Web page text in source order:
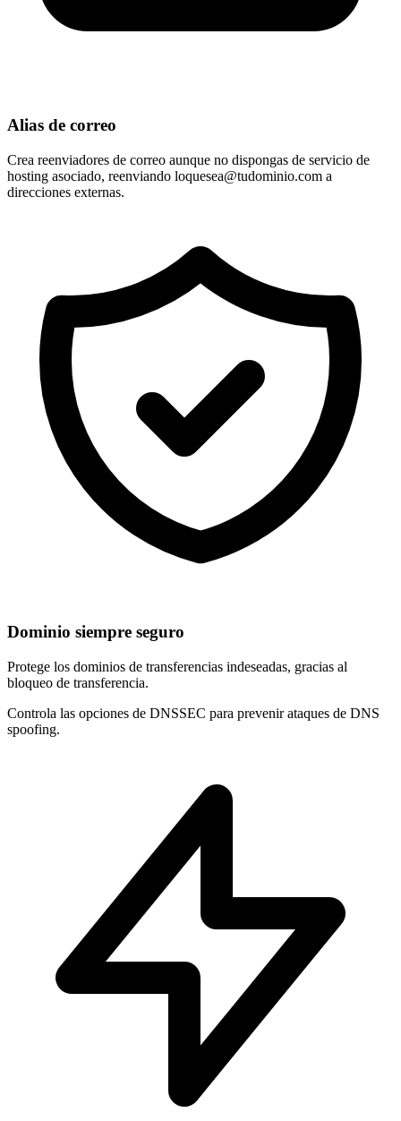
Alias de correo
Crea reenviadores de correo aunque no dispongas de servicio de
hosting asociado, reenviando loquesea@tudominio.com a
direcciones externas.
Dominio siempre seguro
Protege los dominios de transferencias indeseadas, gracias al
bloqueo de transferencia.
Controla las opciones de DNSSEC para prevenir ataques de DNS
spoofing.